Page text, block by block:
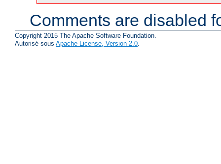
Comments are disabled
Copyright 2015 The Apache Software Foundation.
Autorisé sous Apache License, Version 2.0